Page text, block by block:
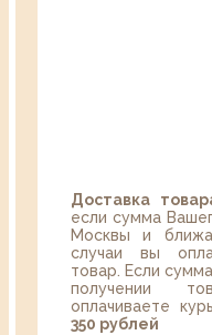
Доставка
если сумма
Москвы и
случаи вы
товар. Если
получении
оплачиваете
350 рублей